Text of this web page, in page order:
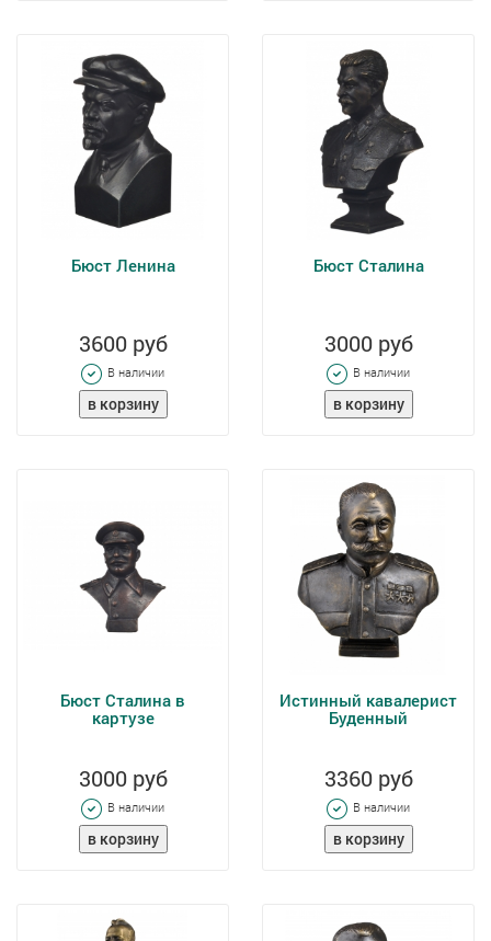
Бюст Ленина
3600 руб
В наличии
Бюст Сталина
3000 руб
В наличии
Бюст Сталина в
картузе
3000 руб
В наличии
Истинный кавалерист
Буденный
3360 руб
В наличии